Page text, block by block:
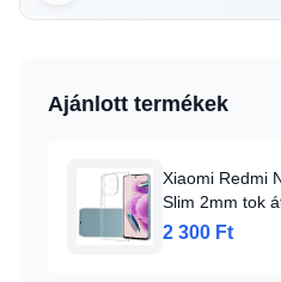
Ajánlott termékek
Xiaomi Redmi
Slim 2mm tok
2 300 Ft